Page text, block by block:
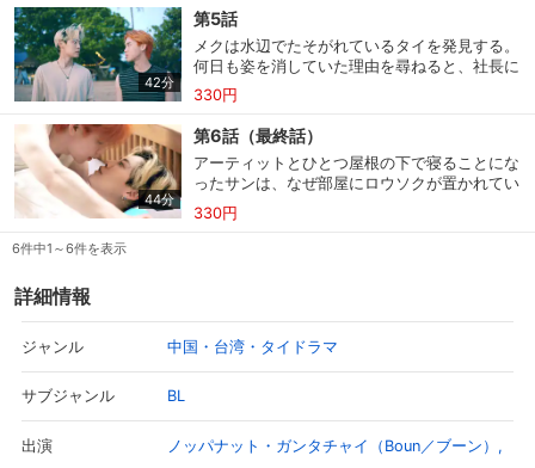
会員情報変更
基本情報、本人連絡先、パスワード 、クレ
たサンが目にしたのは…？その頃、弁護士のナ
ーイはアーティット島に来ていた。友人同士で
あるナーイとタレーとアーティットが集まる
と、なぜか自然と話題はサンのことに。
42分
第5話
メクは水辺でたそがれているタイを発見する。
何日も姿を消していた理由を尋ねると、社長に
会うのが怖かったからだと言う。何か隠し事を
してると察知したメクは、タイが持っていた袋
の中身を調べる。一方、空き家のベッドの上で
目覚めたサンは、アーティットに突然手錠をか
けられ着替えを渡される。
330円
44分
第6話（最終話）
アーティットとひとつ屋根の下で寝ることにな
ったサンは、なぜ部屋にロウソクが置かれてい
るのか思い切ってアーティットに尋ねる。その
頃、部屋の外にはタレーとナーイが２人の様子
る。アーティットとも顔を合わせることにな
り…。
330円
6件中1～6件を表示
詳細情報
ジャンル 中国・台湾・タイドラマ
サブジャンル BL
出演
ノッパナット・ガンタチャイ（Boun／ブーン）